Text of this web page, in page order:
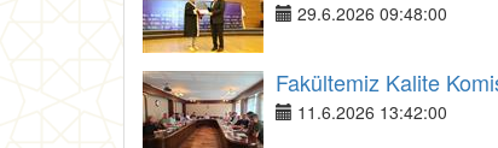
29.6.2026 09:48:00
Fakültemiz Kalite
11.6.2026 13:42:00